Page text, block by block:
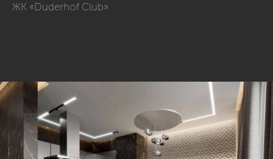
ЖК «Duderhof Club»